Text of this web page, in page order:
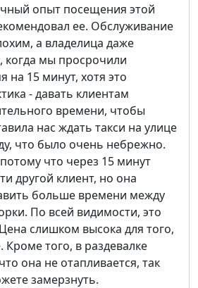
опыт посещения этой
ее. Обслуживание
а владелица даже
когда мы просрочили
на 15 минут, хотя это
- давать клиентам
времени, чтобы
нас ждать такси на улице
что было очень небрежно.
что через 15 минут
другой клиент, но она
больше времени между
По всей видимости, это
слишком высока для того,
Кроме того, в раздевалке
она не отапливается, так
замерзнуть.